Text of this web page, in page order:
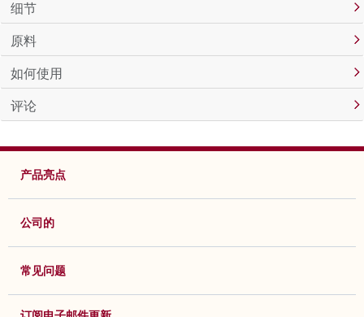
细节
原料
如何使用
评论
产品亮点
公司的
常见问题